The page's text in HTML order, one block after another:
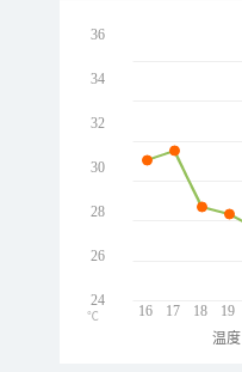
16 17 18 19
36
34
32
30
28
26
24
℃
温